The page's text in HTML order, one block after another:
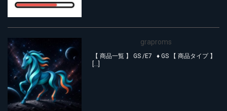
graproms
【 商品一覧 】 GS /E7 ♦︎ GS 【 商品タイプ 】
[…]